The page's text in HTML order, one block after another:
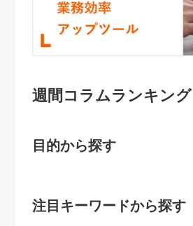
週間コラムランキング
目的から探す
注目キーワードから探す